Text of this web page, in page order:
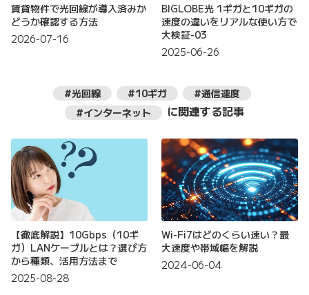
賃貸物件で光回線が導入済みか
どうか確認する方法
2026-07-16
BIGLOBE光 1ギガと10ギガの
速度の違いをリアルな使い方で
大検証-03
2025-06-26
#光回線 #10ギガ
#通信速度
#インターネット
に関連する記事
【徹底解説】10Gbps（10ギ
ガ）LANケーブルとは？選び方
から種類、活用方法まで
2025-08-28
Wi-Fi7はどのくらい速い？最
大速度や帯域幅を解説
2024-06-04